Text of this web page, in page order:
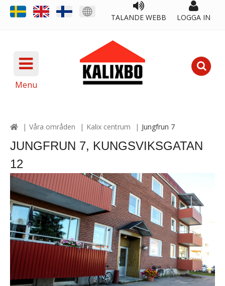
TALANDE WEBB LOGGA IN
Menu
Våra områden Kalix centrum Jungfrun 7
JUNGFRUN 7, KUNGSVIKSGATAN
12